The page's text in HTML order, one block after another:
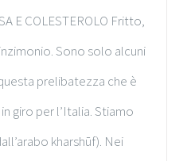
E COLESTEROLO Fritto,
Sono solo alcuni
prelibatezza che è
giro per l’Italia. Stiamo
kharshūf). Nei